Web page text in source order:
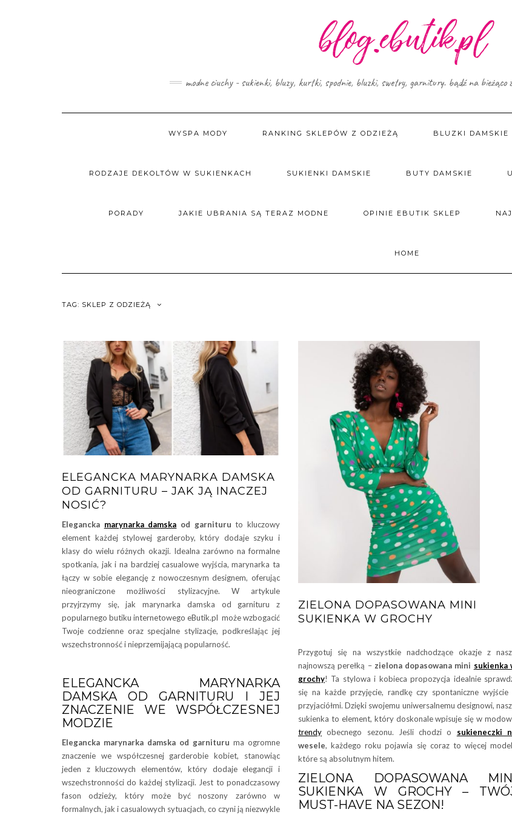
modne ciuchy - sukienki, bluzy, kurtki, spodnie, bluzki, swetry, garnitury. bądź na bieżąco
WYSPA MODY RANKING SKLEPÓW Z ODZIEŻĄ BLUZKI DAMSKIE
RODZAJE DEKOLTÓW W SUKIENKACH SUKIENKI DAMSKIE BUTY DAMSKIE
PORADY JAKIE UBRANIA SĄ TERAZ MODNE OPINIE EBUTIK SKLEP
HOME
TAG: SKLEP Z ODZIEŻĄ
ELEGANCKA MARYNARKA DAMSKA
OD GARNITURU – JAK JĄ INACZEJ
NOSIĆ?
Elegancka marynarka damska od garnituru to kluczowy
element każdej stylowej garderoby, który dodaje szyku i
klasy do wielu różnych okazji. Idealna zarówno na formalne
spotkania, jak i na bardziej casualowe wyjścia, marynarka ta
łączy w sobie elegancję z nowoczesnym designem, oferując
nieograniczone możliwości stylizacyjne. W artykule
przyjrzymy się, jak marynarka damska od garnituru z
popularnego butiku internetowego eButik.pl może wzbogacić
Twoje codzienne oraz specjalne stylizacje, podkreślając jej
wszechstronność i nieprzemijającą popularność.
ELEGANCKA MARYNARKA
DAMSKA OD GARNITURU I JEJ
ZNACZENIE WE WSPÓŁCZESNEJ
MODZIE
Elegancka marynarka damska od garnituru ma ogromne
znaczenie we współczesnej garderobie kobiet, stanowiąc
jeden z kluczowych elementów, który dodaje elegancji i
wszechstronności do każdej stylizacji. Jest to ponadczasowy
fason odzieży, który może być noszony zarówno w
formalnych, jak i casualowych sytuacjach, co czyni ją niezwykle
ZIELONA DOPASOWANA MINI
SUKIENKA W GROCHY
Przygotuj się na wszystkie nadchodzące okazje z
najnowszą perełką – zielona dopasowana mini sukienka
grochy! Ta stylowa i kobieca propozycja idealnie
się na każde przyjęcie, randkę czy spontaniczne wyjście
przyjaciółmi. Dzięki swojemu uniwersalnemu designowi,
sukienka to element, który doskonale wpisuje się w
trendy obecnego sezonu. Jeśli chodzi o sukieneczki
wesele, każdego roku pojawia się coraz to więcej
które są absolutnym hitem.
ZIELONA DOPASOWANA
SUKIENKA W GROCHY –
MUST-HAVE NA SEZON!